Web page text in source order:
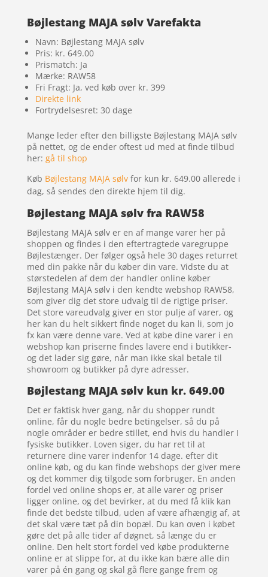
Bøjlestang MAJA sølv Varefakta
Navn: Bøjlestang MAJA sølv
Pris: kr. 649.00
Prismatch: Ja
Mærke: RAW58
Fri Fragt: Ja, ved køb over kr. 399
Direkte link
Fortrydelsesret: 30 dage
Mange leder efter den billigste Bøjlestang MAJA sølv
på nettet, og de ender oftest ud med at finde tilbud
her: gå til shop
Køb Bøjlestang MAJA sølvfor kun kr. 649.00 allerede i
dag, så sendes den direkte hjem til dig.
Bøjlestang MAJA sølv fra RAW58
Bøjlestang MAJA sølv er en af mange varer her på
shoppen og findes i den eftertragtede varegruppe
Bøjlestænger. Der følger også hele 30 dages returret
med din pakke når du køber din vare. Vidste du at
størstedelen af dem der handler online køber
Bøjlestang MAJA sølv i den kendte webshop RAW58,
som giver dig det store udvalg til de rigtige priser.
Det store vareudvalg giver en stor pulje af varer, og
her kan du helt sikkert finde noget du kan li, som jo
fx kan være denne vare. Ved at købe dine varer i en
webshop kan priserne findes lavere end i butikker-
og det lader sig gøre, når man ikke skal betale til
showroom og butikker på dyre adresser.
Bøjlestang MAJA sølv kun kr. 649.00
Det er faktisk hver gang, når du shopper rundt
online, får du nogle bedre betingelser, så du på
nogle områder er bedre stillet, end hvis du handler I
fysiske butikker. Loven siger, du har ret til at
returnere dine varer indenfor 14 dage. efter dit
online køb, og du kan finde webshops der giver mere
og det kommer dig tilgode som forbruger. En anden
fordel ved online shops er, at alle varer og priser
ligger online, og det bevirker, at du med få klik kan
finde det bedste tilbud, uden af være afhængig af, at
det skal være tæt på din bopæl. Du kan oven i købet
gøre det på alle tider af døgnet, så længe du er
online. Den helt stort fordel ved købe produkterne
online er at slippe for, at du ikke kan bære alle din
varer på én gang og skal gå flere gange frem og